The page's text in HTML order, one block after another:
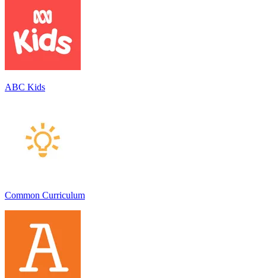
ABC Kids
Common Curriculum